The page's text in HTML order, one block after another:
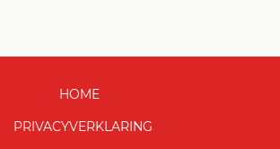
HOME
PRIVACYVERKLARING